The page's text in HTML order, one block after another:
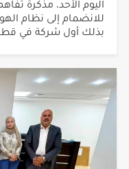
اليوم الأحد، مذكرة
بذلك أول شركة في